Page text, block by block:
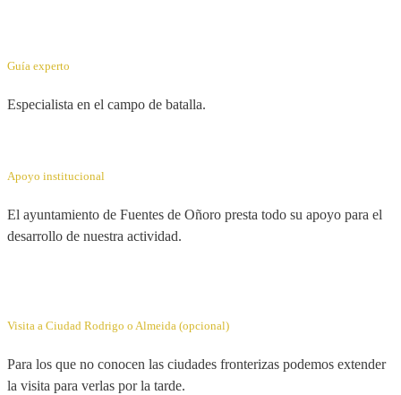
Guía experto
Especialista en el campo de batalla.
Apoyo institucional
El ayuntamiento de Fuentes de Oñoro presta todo su apoyo para el
desarrollo de nuestra actividad.
Visita a Ciudad Rodrigo o Almeida (opcional)
Para los que no conocen las ciudades fronterizas podemos extender
la visita para verlas por la tarde.